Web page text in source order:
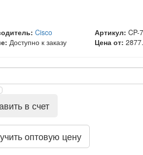
Cisco Артикул: CP-
Доступно к заказу Цена от:
в счет
оптовую цену